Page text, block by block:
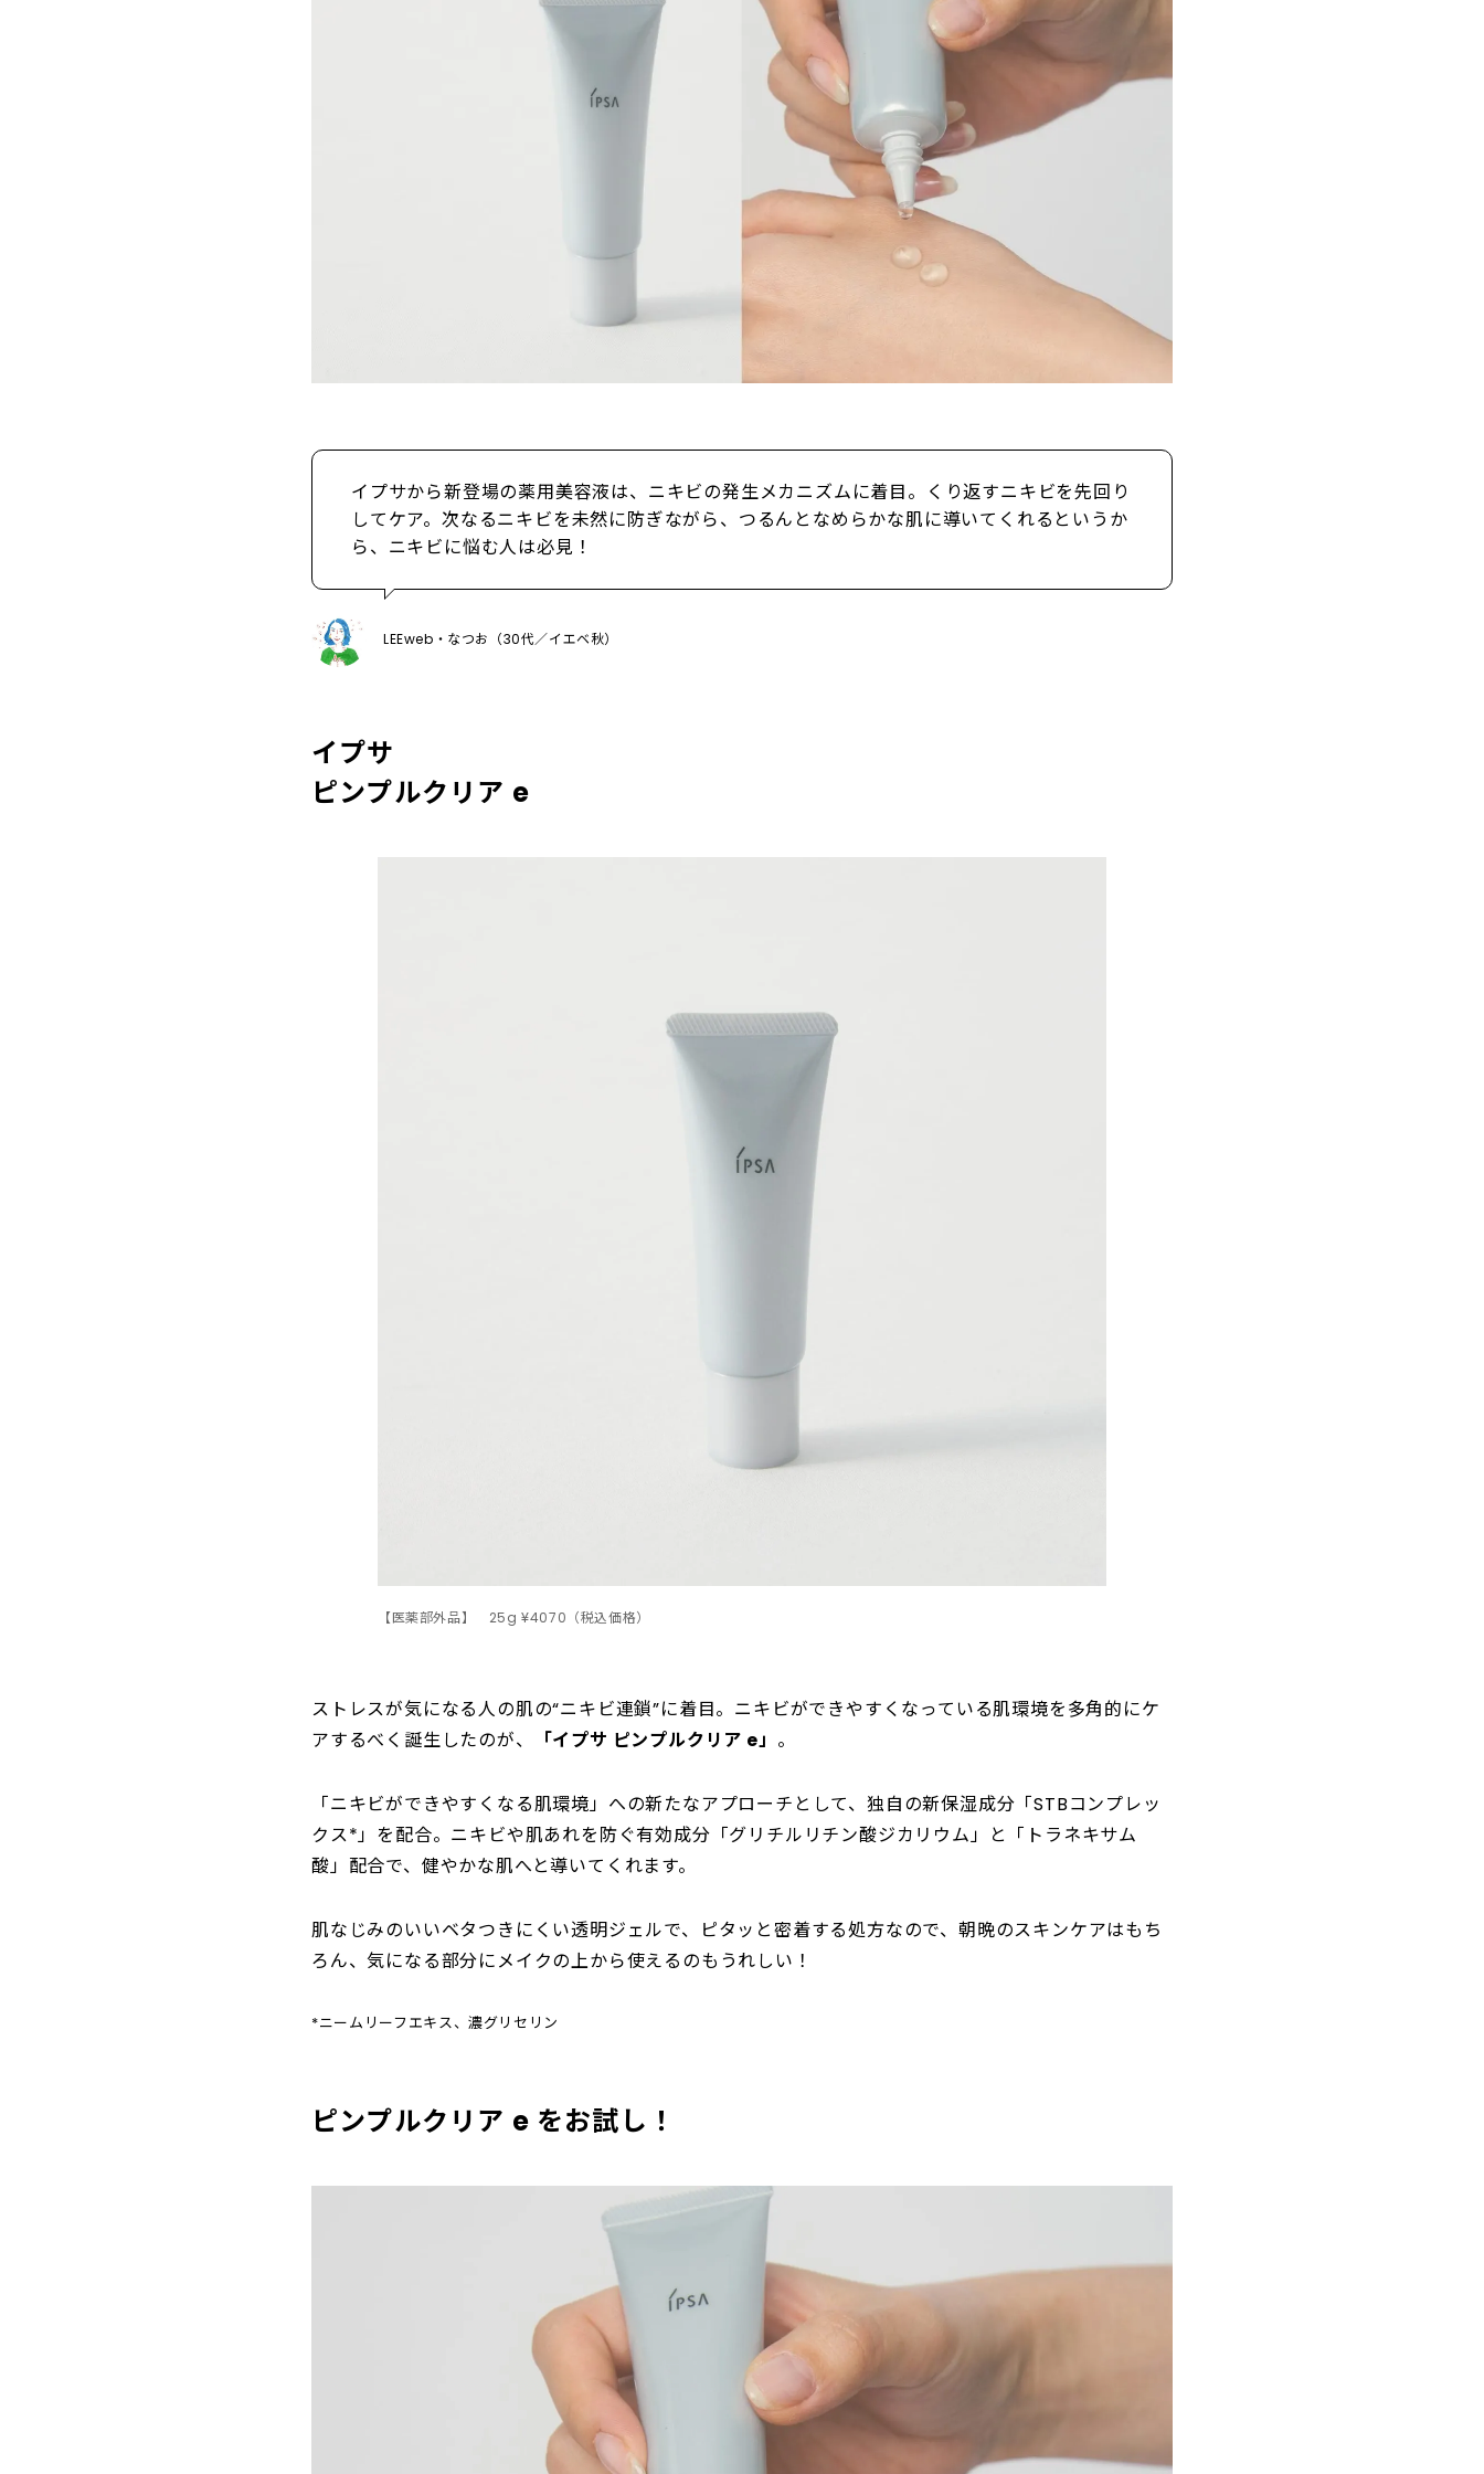
イプサから新登場の薬用美容液は、ニキビの発生メカニズムに着目。くり返すニキビを先回り
してケア。次なるニキビを未然に防ぎながら、つるんとなめらかな肌に導いてくれるというか
ら、ニキビに悩む人は必見！
LEEweb・なつお（30代／イエベ秋）
イプサ
ピンプルクリア e
【医薬部外品】 25g ¥4070（税込価格）
ストレスが気になる人の肌の“ニキビ連鎖”に着目。ニキビができやすくなっている肌環境を多角的にケ
アするべく誕生したのが、
「イプサ ピンプルクリア e」 。
「ニキビができやすくなる肌環境」への新たなアプローチとして、独自の新保湿成分「STBコンプレッ
クス*」を配合。ニキビや肌あれを防ぐ有効成分「グリチルリチン酸ジカリウム」と「トラネキサム
酸」配合で、健やかな肌へと導いてくれます。
肌なじみのいいベタつきにくい透明ジェルで、ピタッと密着する処方なので、朝晩のスキンケアはもち
ろん、気になる部分にメイクの上から使えるのもうれしい！
*ニームリーフエキス、濃グリセリン
ピンプルクリア e をお試し！